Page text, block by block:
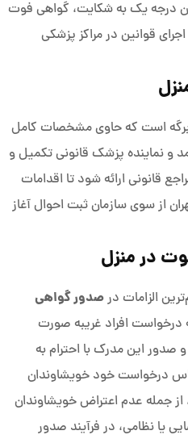
درجه یک به شکایت، گواهی فوت
قوانین در مراکز پزشکی
است که حاوی مشخصات کامل
نماینده پزشک قانونی تکمیل و
قانونی ارائه شود تا اقدامات
از سوی سازمان ثبت احوال آغاز
در منزل
الزامات درصدور گواهی
درخواست افراد غریبه صورت
صدور این مدرک با احترام به
درخواست خود خویشاوندان
جمله عدم اعتراض خویشاوندان
یا نظامی، در فرآیند صدور